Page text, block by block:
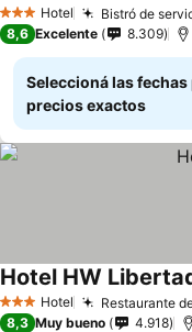
3 Estrellas
Hotel Bistró de
8,6 Excelente 8.309
Seleccioná las
precios exactos
3 Estrellas
Hotel Restaurante
Hotel HW
8,3 Muy bueno 4.918